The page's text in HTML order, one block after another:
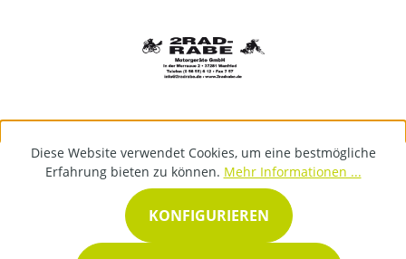
Diese Website verwendet Cookies, um eine bestmögliche
Erfahrung bieten zu können. Mehr Informationen ...
KONFIGURIEREN